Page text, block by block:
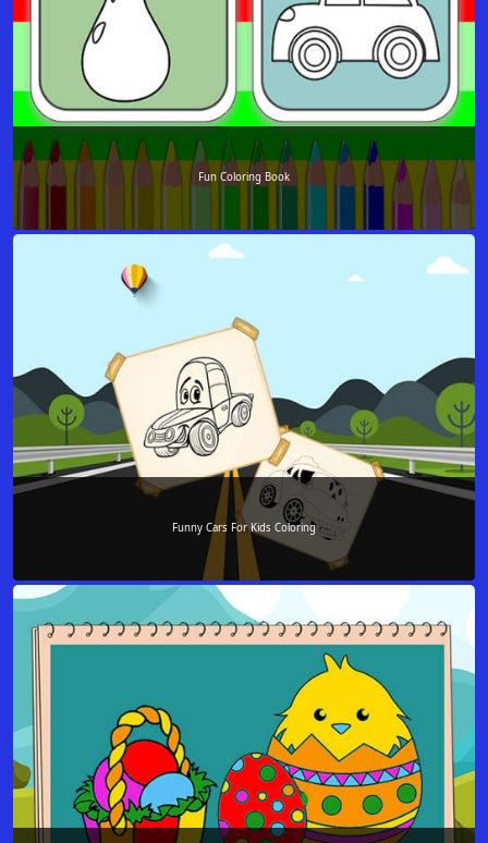
Fun Coloring Book
Funny Cars For Kids Coloring